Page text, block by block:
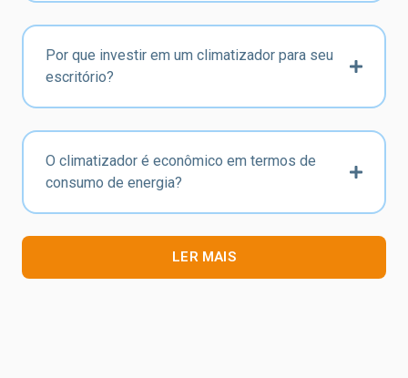
Por que investir em um climatizador para seu
escritório?
O climatizador é econômico em termos de
consumo de energia?
LER MAIS